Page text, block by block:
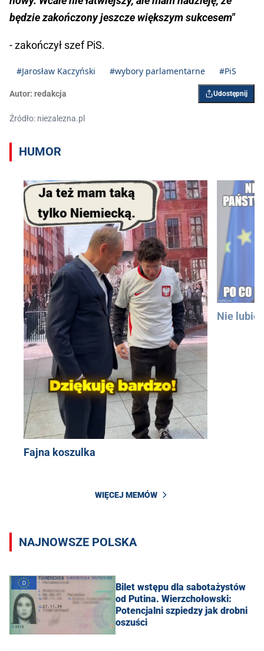
będzie zakończony jeszcze większym sukcesem"
- zakończył szef PiS.
#Jarosław Kaczyński #wybory parlamentarne #PiS
Autor: redakcja Udostępnij
Źródło: niezalezna.pl
HUMOR
Fajna koszulka
Nie lubię
WIĘCEJ MEMÓW
NAJNOWSZE POLSKA
Bilet wstępu dla sabotażystów
od Putina. Wierzchołowski:
Potencjalni szpiedzy jak drobni
oszuści